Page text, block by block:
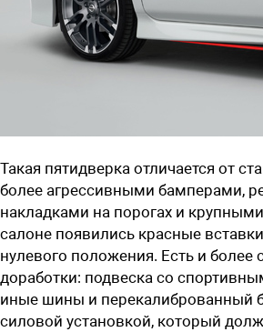
Такая пятидверка отличается от
более агрессивными бамперами,
накладками на порогах и
салоне появились красные
нулевого положения. Есть и более
доработки: подвеска со
иные шины и перекалиброванный
силовой установкой, который